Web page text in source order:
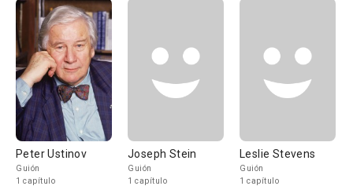
Peter Ustinov
Guión
1 capítulo
Joseph Stein
Guión
1 capítulo
Leslie Stevens
Guión
1 capítulo